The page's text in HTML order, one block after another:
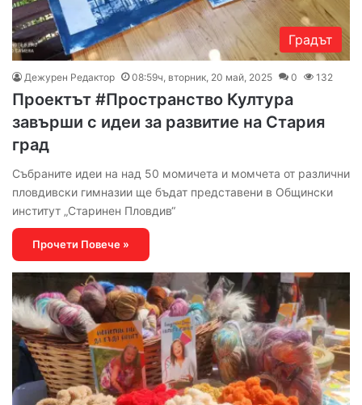
Градът
Дежурен Редактор 08:59ч, вторник, 20 май, 2025 0 132
Проектът #Пространство Култура
завърши с идеи за развитие на Стария
град
Събраните идеи на над 50 момичета и момчета от различни
пловдивски гимназии ще бъдат представени в Общински
институт „Старинен Пловдив“
Прочети Повече »